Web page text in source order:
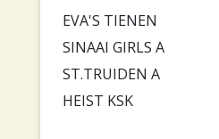
EVA'S TIENEN
SINAAI GIRLS A
ST.TRUIDEN A
HEIST KSK